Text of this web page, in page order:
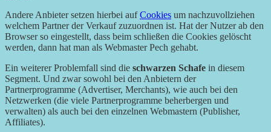
Andere Anbieter setzen hierbei aufCookies um nachzuvollziehen
welchem Partner der Verkauf zuzuordnen ist. Hat der Nutzer ab den
Browser so eingestellt, dass beim schließen die Cookies gelöscht
werden, dann hat man als Webmaster Pech gehabt.
Ein weiterer Problemfall sind die schwarzen Schafe in diesem
Segment. Und zwar sowohl bei den Anbietern der
Partnerprogramme (Advertiser, Merchants), wie auch bei den
Netzwerken (die viele Partnerprogramme beherbergen und
verwalten) als auch bei den einzelnen Webmastern (Publisher,
Affiliates).